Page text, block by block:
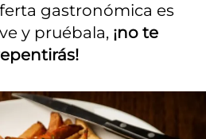
gastronómica es
y pruébala, ¡no te